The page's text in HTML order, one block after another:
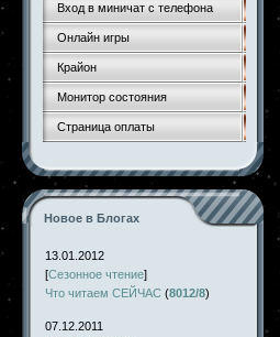
Вход в миничат с телефона
Онлайн игры
Крайон
Монитор состояния
Страница оплаты
Новое в Блогах
13.01.2012
[Сезонное чтение]
Что читаем СЕЙЧАС (8012/8)
07.12.2011